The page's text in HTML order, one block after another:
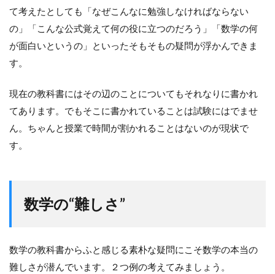
て考えたとしても「なぜこんなに勉強しなければならない
の」「こんな公式覚えて何の役に立つのだろう」「数学の何
が面白いというの」といったそもそもの疑問が浮かんできま
す。
現在の教科書にはその辺のことについてもそれなりに書かれ
てあります。でもそこに書かれていることは試験にはでませ
ん。ちゃんと授業で時間が割かれることはないのが現状で
す。
数学の“難しさ”
数学の教科書からふと感じる素朴な疑問にこそ数学の本当の
難しさが潜んでいます。２つ例の考えてみましょう。